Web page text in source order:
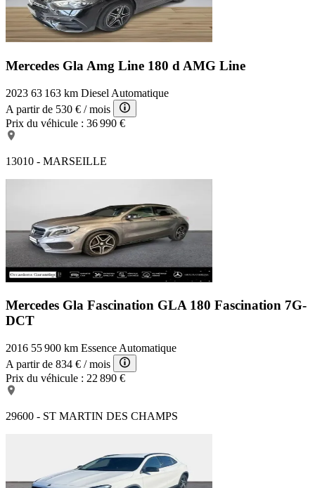
Mercedes Gla Amg Line 180 d AMG Line
2023 63 163 km Diesel Automatique
A partir de 530 € / mois
Prix du véhicule : 36 990 €
13010 - MARSEILLE
Mercedes Gla Fascination GLA 180 Fascination 7G-
DCT
2016 55 900 km Essence Automatique
A partir de 834 € / mois
Prix du véhicule : 22 890 €
29600 - ST MARTIN DES CHAMPS